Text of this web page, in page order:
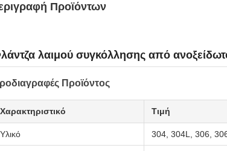
Προϊόντων
λαιμού συγκόλλησης από
Προϊόντος
Χαρακτηριστικό Τιμή
Υλικό 304, 304L, 306,